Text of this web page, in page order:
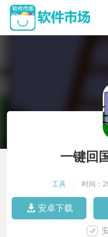
一键回
工具 时间：
安卓下载